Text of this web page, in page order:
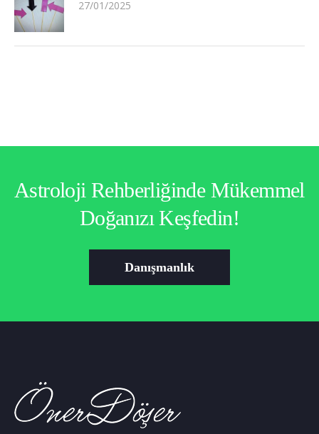
27/01/2025
Astroloji Rehberliğinde Mükemmel
Doğanızı Keşfedin!
Danışmanlık